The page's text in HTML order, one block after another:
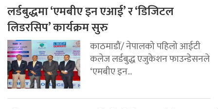
लर्डबुद्धमा ‘एमबीए इन एआई’ र ‘डिजिटल
लिडरसिप’ कार्यक्रम सुरु
काठमाडौं/ नेपालको पहिलो आईटी
कलेज लर्डबुद्ध एजुकेशन फाउन्डेसनले
‘एमबीए इन...